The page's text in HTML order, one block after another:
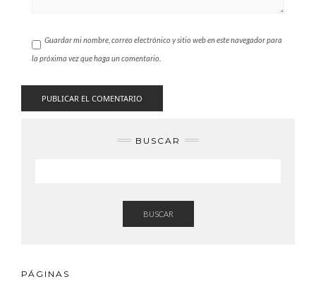
Guardar mi nombre, correo electrónico y sitio web en este navegador para
la próxima vez que haga un comentario.
BUSCAR
BUSCAR
PÁGINAS